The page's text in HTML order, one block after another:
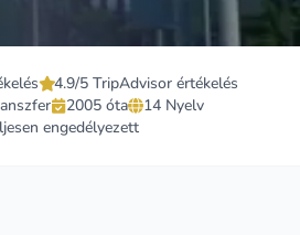
4.9/5 TripAdvisor értékelés
2005 óta
14 Nyelv
engedélyezett